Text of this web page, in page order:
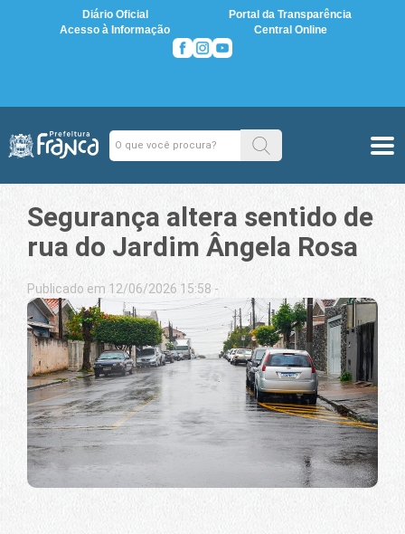
Diário Oficial
Portal da Transparência
Acesso à Informação
Central Online
Segurança altera sentido de
rua do Jardim Ângela Rosa
Publicado em 12/06/2026 15:58 -